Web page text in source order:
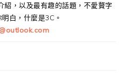
紹，以及最有趣的話題，不愛贅字
白，什麼是3C。